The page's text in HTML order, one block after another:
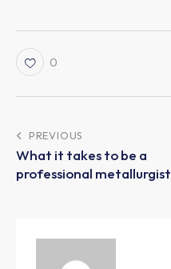
0
PREVIOUS
What it takes to be a
professional metallurgist